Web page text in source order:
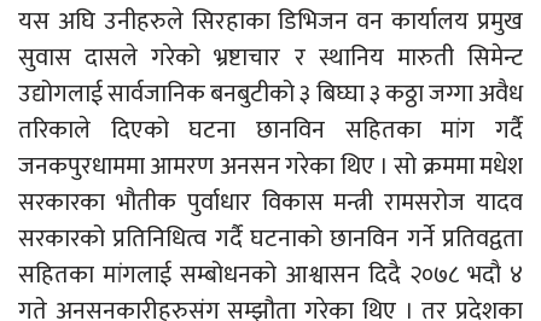
यस अघि उनीहरुले सिरहाका डिभिजन वन कार्यालय प्रमुख
सुवास दासले गरेको भ्रष्टाचार र स्थानिय मारुती सिमेन्ट
उद्योगलाई सार्वजानिक बनबुटीको ३ बिघ्घा ३ कठ्ठा जग्गा अवैध
तरिकाले दिएको घटना छानविन सहितका मांग गर्दै
जनकपुरधाममा आमरण अनसन गरेका थिए । सो क्रममा मधेश
सरकारका भौतीक पुर्वाधार विकास मन्त्री रामसरोज यादव
सरकारको प्रतिनिधित्व गर्दै घटनाको छानविन गर्ने प्रतिवद्वता
सहितका मांगलाई सम्बोधनको आश्वासन दिदै २०७८ भदौ ४
गते अनसनकारीहरुसंग सम्झौता गरेका थिए । तर प्रदेशका